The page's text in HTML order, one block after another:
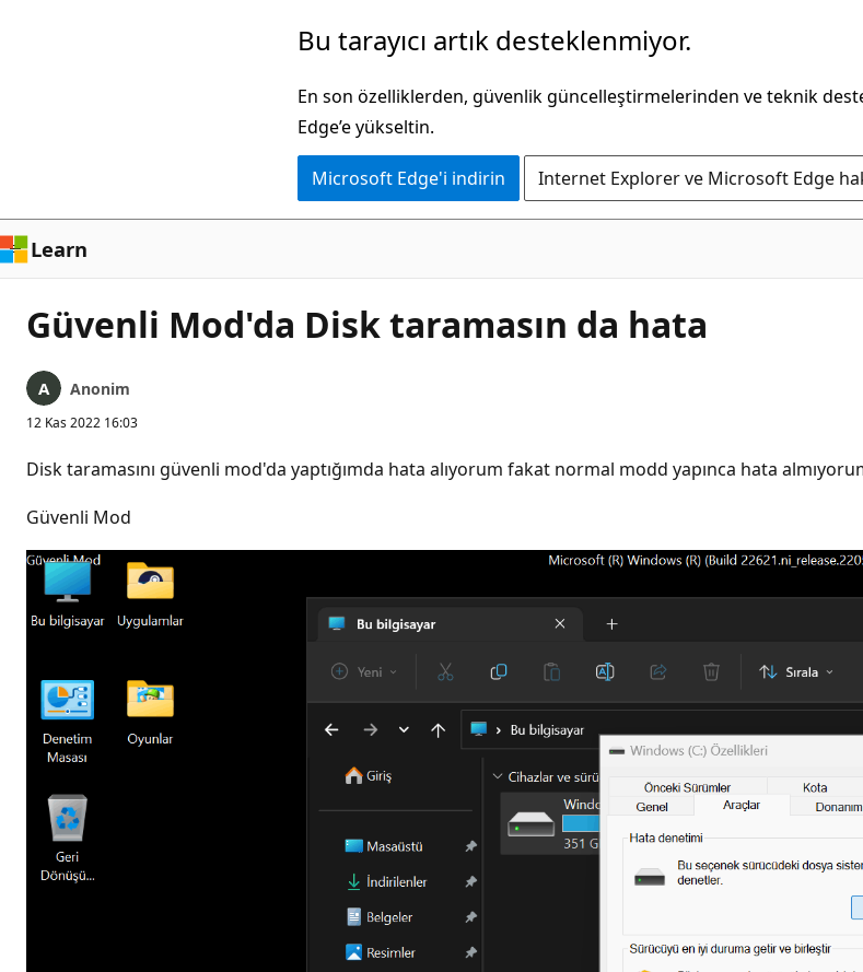
Bu tarayıcı artık desteklenmiyor.
En son özelliklerden, güvenlik güncelleştirmelerinden ve teknik
Edge’e yükseltin.
Microsoft Edge'i indirin Internet Explorer ve Microsoft Edge
Learn
Güvenli Mod'da Disk taramasın da hata
Anonim
12 Kas 2022 16:03
Disk taramasını güvenli mod'da yaptığımda hata alıyorum fakat normal modd yapınca hata
Güvenli Mod